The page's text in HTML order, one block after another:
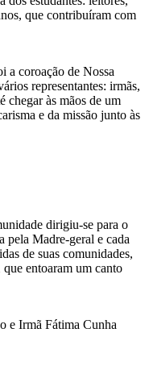
que contribuíram com
a coroação de Nossa
representantes: irmãs,
chegar às mãos de um
e da missão junto às
dirigiu-se para o
Madre-geral e cada
de suas comunidades,
entoaram um canto
e Irmã Fátima Cunha